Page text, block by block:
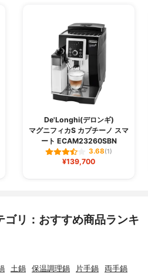
De'Longhi(デロンギ)
マグニフィカS カプチーノ スマ
ート ECAM23260SBN
3.68(1)
¥139,700
ゴリ：おすすめ商品ランキ
土鍋 保温調理鍋 片手鍋 両手鍋